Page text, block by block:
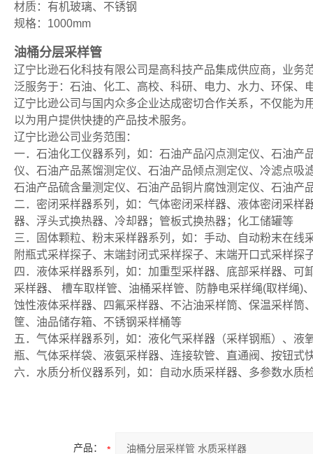
材质：有机玻璃、不锈钢
规格：1000mm
油桶分层采样管
辽宁比逊石化科技有限公司是高科技产品集成供应商，业
泛服务于：石油、化工、高校、科研、电力、水力、环保、
辽宁比逊公司与国内众多企业达成密切合作关系，不仅能
以为用户提供快捷的产品技术服务。
辽宁比逊公司业务范围：
一．石油化工仪器系列，如：石油产品闪点测定仪、石油
仪、石油产品蒸馏测定仪、石油产品倾点测定仪、冷滤点
石油产品硫含量测定仪、石油产品铜片腐蚀测定仪、石油产
二．密闭采样器系列，如：气体密闭采样器、液体密闭采
器、浮头式换热器、冷却器；管板式换热器；化工储罐等
三．固体颗粒、粉末采样器系列，如：手动、自动粉末在
附瓶式采样探子、末端封闭式采样探子、末端开口式采样
四．液体采样器系列，如：加重型采样器、底部采样器、
采样器、 槽车取样管、油桶采样管、防静电采样绳(取样绳)
蚀性液体采样器、四氟采样器、不沾油采样筒、保温采样
筐、油品储存箱、不锈钢采样桶等
五．气体采样器系列，如：液化气采样器（采样钢瓶）、
瓶、气体采样袋、液氨采样器、连接软管、直通阀、按钮式
六．水质分析仪器系列，如：自动水质采样器、多参数水
产品：